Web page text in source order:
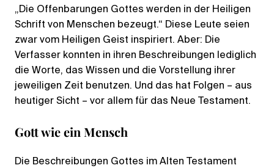
„Die Offenbarungen Gottes werden in der Heiligen
Schrift von Menschen bezeugt.“ Diese Leute seien
zwar vom Heiligen Geist inspiriert. Aber: Die
Verfasser konnten in ihren Beschreibungen lediglich
die Worte, das Wissen und die Vorstellung ihrer
jeweiligen Zeit benutzen. Und das hat Folgen – aus
heutiger Sicht – vor allem für das Neue Testament.
Gott wie ein Mensch
Die Beschreibungen Gottes im Alten Testament